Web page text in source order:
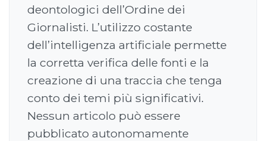
deontologici dell’Ordine dei
Giornalisti. L’utilizzo costante
dell’intelligenza artificiale permette
la corretta verifica delle fonti e la
creazione di una traccia che tenga
conto dei temi più significativi.
Nessun articolo può essere
pubblicato autonomamente